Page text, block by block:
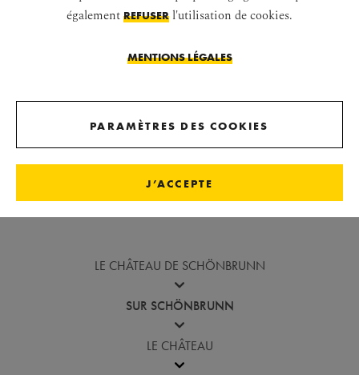
Revenir avant la galerie d'images
LE CHÂTEAU DE SCHÖNBRUNN
SUR SCHÖNBRUNN
LE CHÂTEAU
également REFUSER l'utilisation de cookies.
MENTIONS LÉGALES
PARAMÈTRES DES COOKIES
J’ACCEPTE